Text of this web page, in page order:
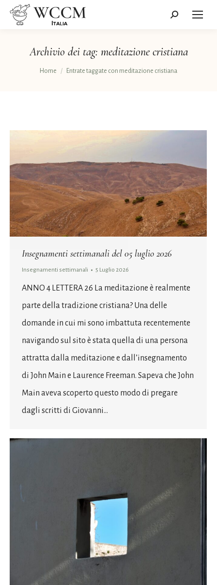
Cerca:
Archivio dei tag: meditazione cristiana
Tu sei qui:
Home Entrate taggate con meditazione cristiana
Insegnamenti settimanali del 05 luglio 2026
Insegnamenti settimanali 5 Luglio 2026
ANNO 4 LETTERA 26 La meditazione è realmente
parte della tradizione cristiana? Una delle
domande in cui mi sono imbattuta recentemente
navigando sul sito è stata quella di una persona
attratta dalla meditazione e dall’insegnamento
di John Main e Laurence Freeman. Sapeva che John
Main aveva scoperto questo modo di pregare
dagli scritti di Giovanni…